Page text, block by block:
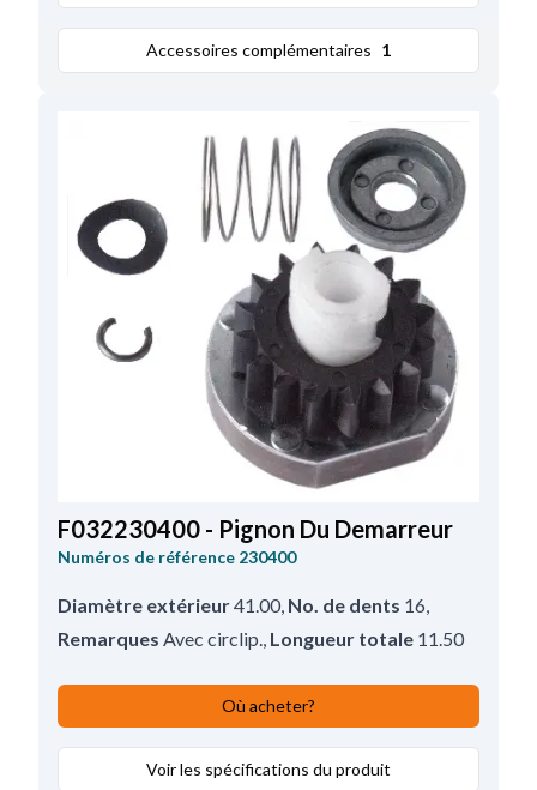
Accessoires complémentaires 1
F032230400 - Pignon Du Demarreur
Numéros de référence 230400
Diamètre extérieur41.00, No. de dents 16
Remarques Avec circlip. Longueur totale 11.50
Où acheter?
Voir les spécifications du produit